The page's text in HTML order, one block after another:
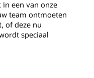
een van onze
team ontmoeten
of deze nu
speciaal